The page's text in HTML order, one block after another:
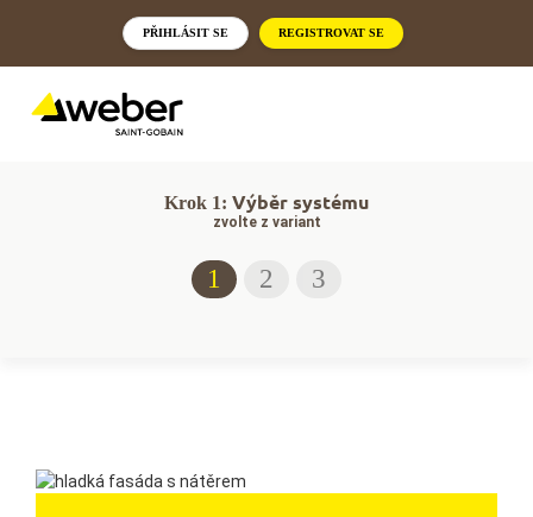
PŘIHLÁSIT SE REGISTROVAT SE
Krok 1: Výběr systému
zvolte z variant
1 2 3